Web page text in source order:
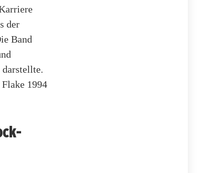
der
Band
darstellte.
1994